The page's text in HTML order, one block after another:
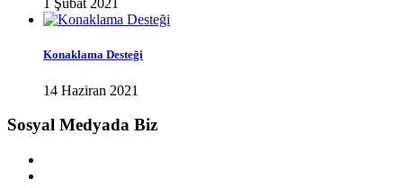
1 Şubat 2021
Konaklama Desteği
14 Haziran 2021
Sosyal Medyada Biz